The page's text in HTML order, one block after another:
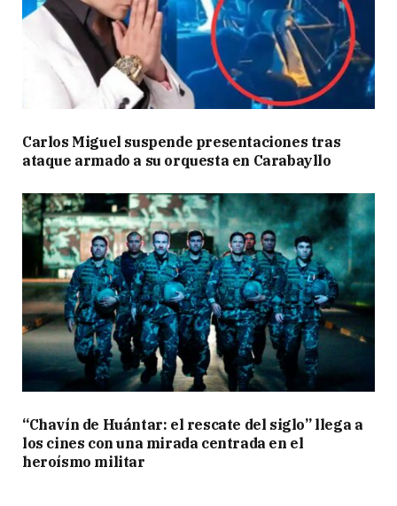
Carlos Miguel suspende presentaciones tras
ataque armado a su orquesta en Carabayllo
“Chavín de Huántar: el rescate del siglo” llega a
los cines con una mirada centrada en el
heroísmo militar